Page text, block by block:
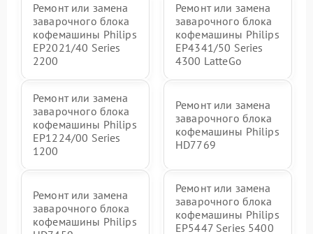
Ремонт или замена
заварочного блока
кофемашины Philips
EP2021/40 Series
2200
Ремонт или замена
заварочного блока
кофемашины Philips
EP4341/50 Series
4300 LatteGo
Ремонт или замена
заварочного блока
кофемашины Philips
EP1224/00 Series
1200
Ремонт или замена
заварочного блока
кофемашины Philips
HD7769
Ремонт или замена
заварочного блока
кофемашины Philips
Ремонт или замена
заварочного блока
кофемашины Philips
EP5447 Series 5400